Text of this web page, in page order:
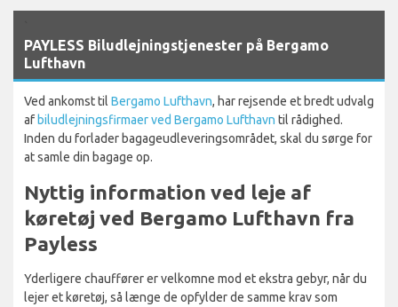
PAYLESS Biludlejningstjenester på Bergamo
Lufthavn
Ved ankomst til Bergamo Lufthavn, har rejsende et bredt udvalg
afbiludlejningsfirmaer ved Bergamo Lufthavn til rådighed.
Inden du forlader bagageudleveringsområdet, skal du sørge for
at samle din bagage op.
Nyttig information ved leje af
køretøj ved Bergamo Lufthavn fra
Payless
Yderligere chauffører er velkomne mod et ekstra gebyr, når du
lejer et køretøj, så længe de opfylder de samme krav som